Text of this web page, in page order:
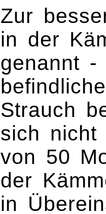
Zur
in der
genannt -
Strauch
sich nicht
von 50
der
in